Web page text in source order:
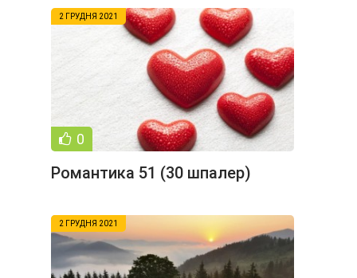
2 ГРУДНЯ 2021
0
Романтика 51 (30 шпалер)
2 ГРУДНЯ 2021